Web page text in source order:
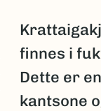
finnes i
Dette er
kantsone